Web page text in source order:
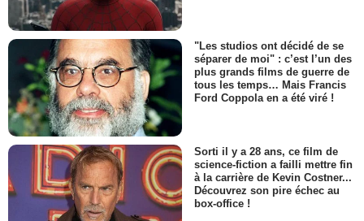
"Les studios ont décidé de se
séparer de moi" : c’est l’un des
plus grands films de guerre de
tous les temps… Mais Francis
Ford Coppola en a été viré !
Sorti il y a 28 ans, ce film de
science-fiction a failli mettre fin
à la carrière de Kevin Costner...
Découvrez son pire échec au
box-office !